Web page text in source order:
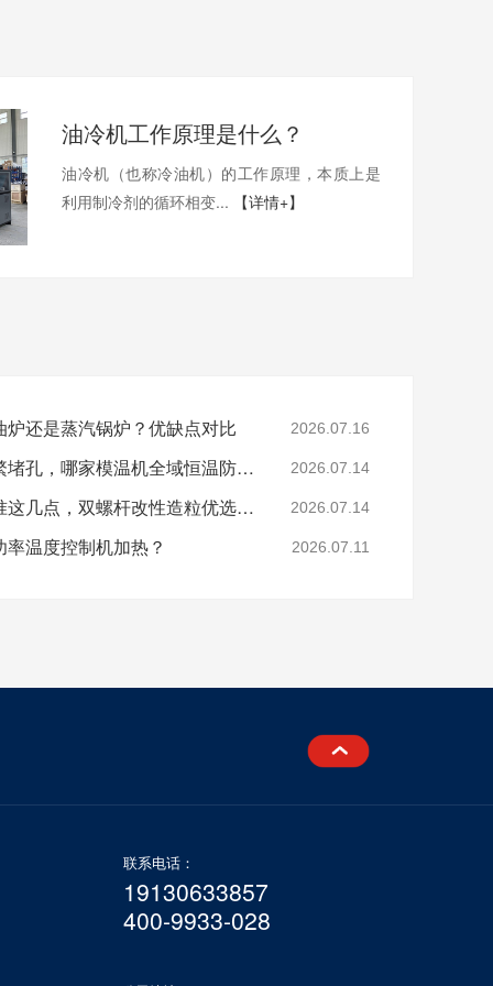
油冷机工作原理是什么？
油冷机（也称冷油机）的工作原理，本质上是
利用制冷剂的循环相变...
【详情+】
还是蒸汽锅炉？优缺点对比 2026.07.16
色母、玻纤造粒模头频繁堵孔，哪家模温机全域恒温防积碳？ 2026.07.14
分辨模温机厂家好坏认准这几点，双螺杆改性造粒优选珞石机械 2026.07.14
温度控制机加热？ 2026.07.11
联系电话：
19130633857
400-9933-028